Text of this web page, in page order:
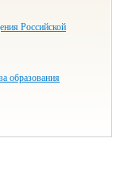
Российской
образования